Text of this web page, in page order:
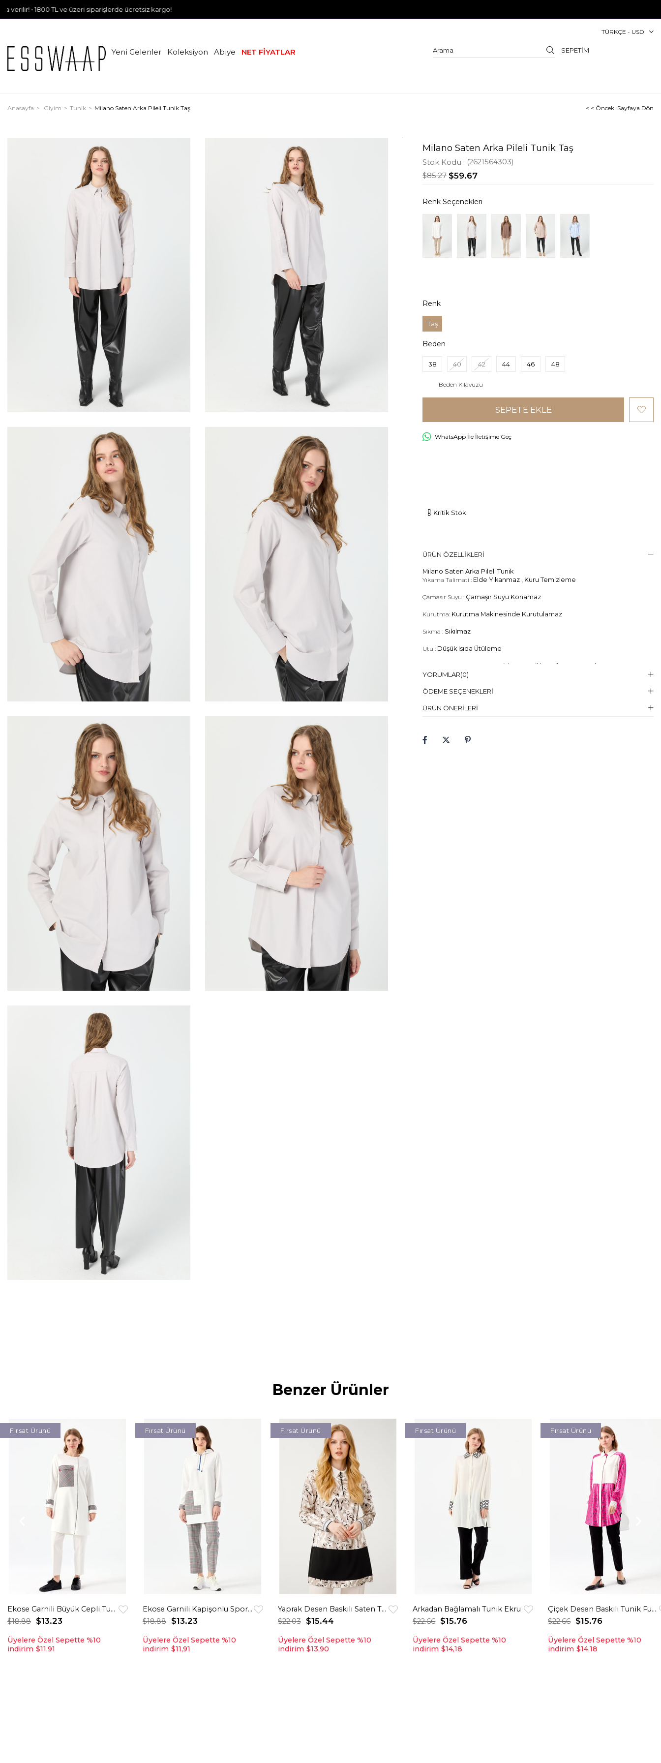
TL ve üzeri siparişlerde ücretsiz kargo!
Yeni Gelenler Koleksiyon Abiye NET FİYATLAR
TÜRKÇE - USD
SEPETIM
Anasayfa Giyim Tunik Milano Saten Arka Pileli Tunik Taş < < Önceki Sayfaya Dön
Milano Saten Arka Pileli Tunik Taş
Stok Kodu (2621564303)
$85.27 $59.67
Renk
Taş
Beden
38 40 42 44 46 48
Beden Kılavuzu
WhatsApp İle İletişime Geç
Kritik Stok
ÜRÜN ÖZELLIKLERI
Milano Saten Arka Pileli Tunik
Yıkama Talimati : Elde Yıkanmaz , Kuru Temizleme
Çamasır Suyu : Çamaşır Suyu Konamaz
Kurutma: Kurutma Makinesinde Kurutulamaz
Sıkma : Sıkılmaz
Utu : Düşük Isıda Ütüleme
Kuru Temizleme , Trikloretilen Ayırıçısıyla Az Çözücü
Beden
Kumaş Karışımı
YORUMLAR(0)
ÖDEME SEÇENEKLERI
ÜRÜN ÖNERILERI
Benzer Ürünler
Ekose Garnili Büyük Cepli Tunik Ekru
$13.23
$18.88
Fırsat Ürünü
Üyelere Özel Sepette %10
indirim $11,91
Ekose Garnili Kapişonlu Spor Tunik Krem
$13.23
$18.88
Fırsat Ürünü
Üyelere Özel Sepette %10
indirim $11,91
Yaprak Desen Baskılı Saten Tunik Bej
$15.44
$22.03
Fırsat Ürünü
Üyelere Özel Sepette %10
indirim $13,90
Arkadan Bağlamalı Tunik Ekru
$15.76
$22.66
Fırsat Ürünü
Üyelere Özel Sepette %10
indirim $14,18
Çiçek Desen Baskılı Tunik Fuşya
$15.76
$22.66
Fırsat Ürünü
Üyelere Özel Sepette %10
indirim $14,18